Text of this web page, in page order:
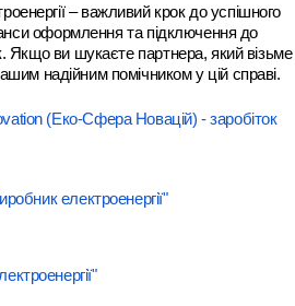
– важливий крок до успішного
оформлення та підключення до
Якщо ви шукаєте партнера, який візьме
надійним помічником у цій справі.
(Еко-Сфера Новацій) - заробіток
електроенергії"